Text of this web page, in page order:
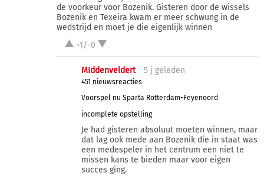
de voorkeur voor Bozenik. Gisteren door de wissels
Bozenik en Texeira kwam er meer schwung in de
wedstrijd en moet je die eigenlijk winnen
+1/-0
MIddenveldert 5 j geleden
451 nieuwsreacties
Voorspel nu Sparta Rotterdam-Feyenoord
incomplete opstelling
Je had gisteren absoluut moeten winnen, maar
dat lag ook mede aan Bozenik die in staat was
een medespeler in het centrum een niet te
missen kans te bieden maar voor eigen
succes ging.